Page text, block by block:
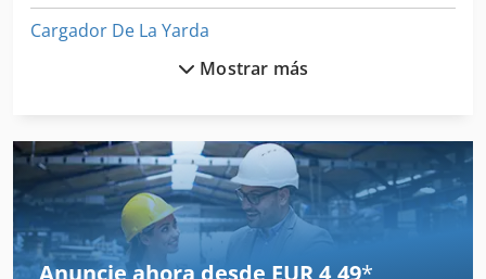
Cargador De La Yarda
Cargadora De Ruedas
Cargadoras Con Retroexcavadora
Cargadores De La Retroexcavadora
Carpeta De
Mostrar más
Anuncie ahora desde EUR 4,49*